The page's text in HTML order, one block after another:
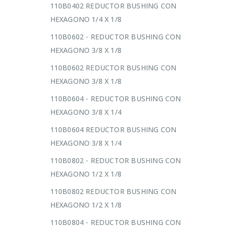
110B0402 REDUCTOR BUSHING CON
HEXAGONO 1/4 X 1/8
110B0602 - REDUCTOR BUSHING CON
HEXAGONO 3/8 X 1/8
110B0602 REDUCTOR BUSHING CON
HEXAGONO 3/8 X 1/8
110B0604 - REDUCTOR BUSHING CON
HEXAGONO 3/8 X 1/4
110B0604 REDUCTOR BUSHING CON
HEXAGONO 3/8 X 1/4
110B0802 - REDUCTOR BUSHING CON
HEXAGONO 1/2 X 1/8
110B0802 REDUCTOR BUSHING CON
HEXAGONO 1/2 X 1/8
110B0804 - REDUCTOR BUSHING CON